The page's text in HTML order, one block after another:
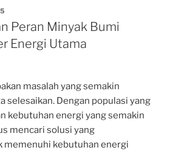
Peran Minyak Bumi
Energi Utama
masalah yang semakin
selesaikan. Dengan populasi yang
kebutuhan energi yang semakin
mencari solusi yang
memenuhi kebutuhan energi